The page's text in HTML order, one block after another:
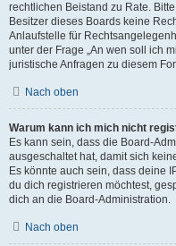
rechtlichen Beistand zu Rate.
Besitzer dieses Boards keine
Anlaufstelle für
unter der Frage „An wen soll ich
juristische Anfragen zu diesem
Nach oben
Warum kann ich mich nicht
Es kann sein, dass die Board-
ausgeschaltet hat, damit sich
Es könnte auch sein, dass deine
du dich registrieren möchtest,
dich an die Board-Administration.
Nach oben